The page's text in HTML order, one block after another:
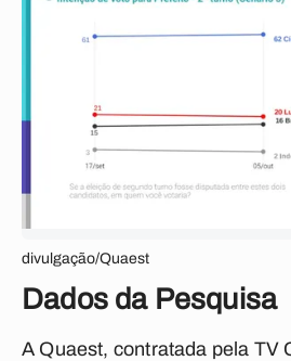
divulgação/Quaest
Dados da Pesquisa
A Quaest, contratada pela TV